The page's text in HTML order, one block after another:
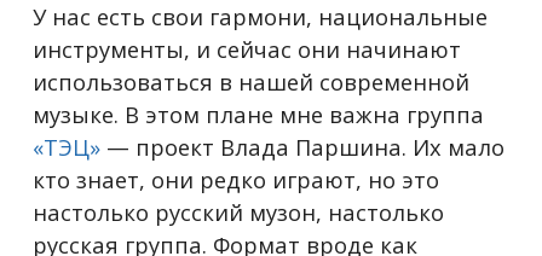
У нас есть свои гармони, национальные
инструменты, и сейчас они начинают
использоваться в нашей современной
музыке. В этом плане мне важна группа
«ТЭЦ» — проект Влада Паршина. Их мало
кто знает, они редко играют, но это
настолько русский музон, настолько
русская группа. Формат вроде как